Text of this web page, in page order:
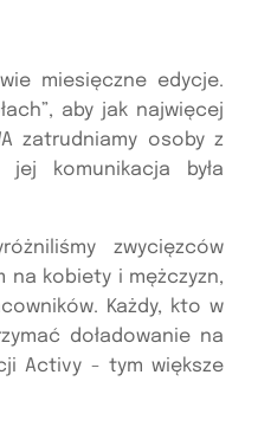
miesięczne edycje.
aby jak najwięcej
zatrudniamy osoby z
komunikacja była
zwycięzców
na kobiety i mężczyzn,
Każdy, kto w
doładowanie na
Activy - tym większe